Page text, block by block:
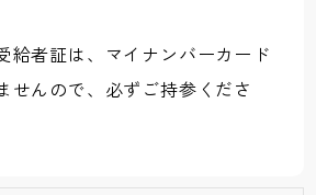
給者証は、マイナンバーカード
せんので、必ずご持参くださ